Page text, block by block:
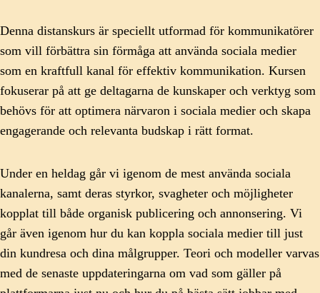
Denna distanskurs är speciellt utformad för kommunikatörer
som vill förbättra sin förmåga att använda sociala medier
som en kraftfull kanal för effektiv kommunikation. Kursen
fokuserar på att ge deltagarna de kunskaper och verktyg som
behövs för att optimera närvaron i sociala medier och skapa
engagerande och relevanta budskap i rätt format.
Under en heldag går vi igenom de mest använda sociala
kanalerna, samt deras styrkor, svagheter och möjligheter
kopplat till både organisk publicering och annonsering. Vi
går även igenom hur du kan koppla sociala medier till just
din kundresa och dina målgrupper. Teori och modeller varvas
med de senaste uppdateringarna om vad som gäller på